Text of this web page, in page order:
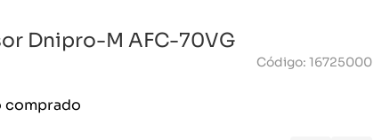
Dnipro-M AFC-70VG
Código: 16725000
comprado